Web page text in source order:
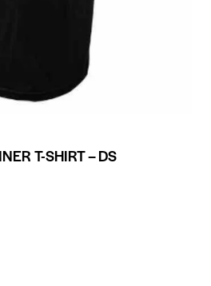
T-SHIRT – DS